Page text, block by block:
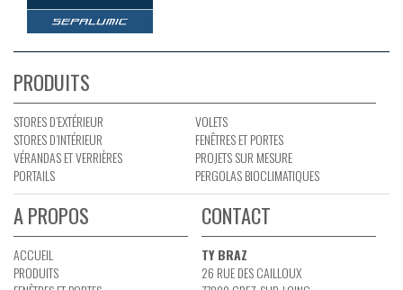
PRODUITS
STORES D’EXTÉRIEUR
STORES D’INTÉRIEUR
VÉRANDAS ET VERRIÈRES
PORTAILS
VOLETS
FENÊTRES ET PORTES
PROJETS SUR MESURE
PERGOLAS BIOCLIMATIQUES
A PROPOS
ACCUEIL
PRODUITS
CONTACT
TY BRAZ
26 RUE DES CAILLOUX